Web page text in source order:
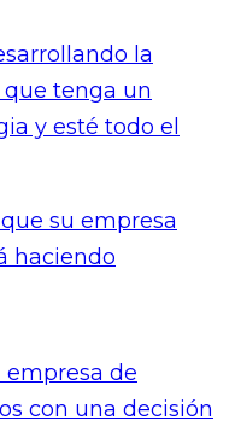
su empresa
haciendo